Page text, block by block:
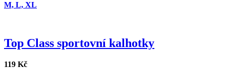
M, L, XL
Top Class sportovní kalhotky
119 Kč